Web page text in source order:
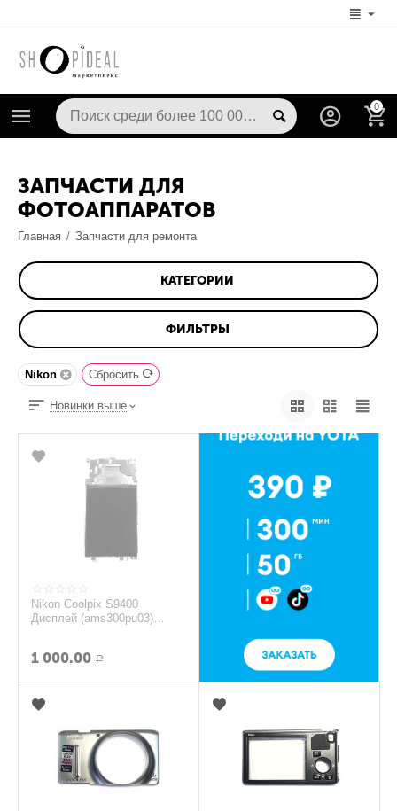
0
ЗАПЧАСТИ ДЛЯ
ФОТОАППАРАТОВ
Главная / Запчасти для ремонта
КАТЕГОРИИ
ФИЛЬТРЫ
Nikon Сбросить
Новинки выше
Nikon Coolpix S9400
Дисплей (ams300pu03)
1 000.00 Р